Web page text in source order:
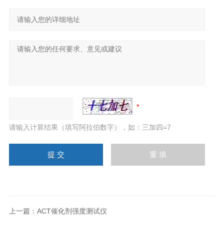
请输入计算结果（填写阿拉伯数字），如：三加四=7
上一篇： ACT催化剂强度测试仪